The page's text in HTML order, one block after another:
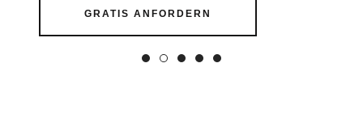
GRATIS ANFORDERN